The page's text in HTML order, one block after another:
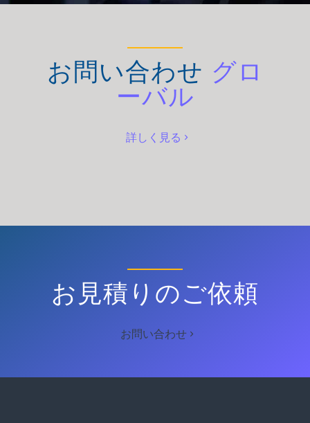
お問い合わせ グロ
ーバル
詳しく見る
お見積りのご依頼
お問い合わせ